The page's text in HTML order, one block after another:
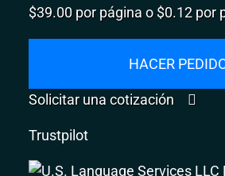
$39.00 por página o $0.12 por
HACER
Solicitar una cotización
Trustpilot